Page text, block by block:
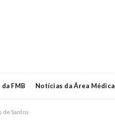
FMB Notícias da Área Médica
de Santos